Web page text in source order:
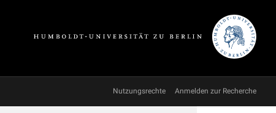
Nutzungsrechte Anmelden zur Recherche